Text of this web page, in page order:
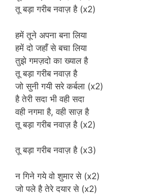
तू बड़ा गरीब नवाज़ है (x2)
हमें तूने अपना बना लिया
हमें दो जहाँ से बचा लिया
तुझे गमज़दो का ख्याल है
तू बड़ा गरीब नवाज़ है
जो सुनी गयी सरे कर्बला (x2)
है तेरी सदा भी वही सदा
वही नगमा है, वही साज़ है
तू बड़ा गरीब नवाज़ है (x2)
तू बड़ा गरीब नवाज़ है (x3)
न गिने गये वो शुमार से (x2)
जो पले है तेरे दयार से (x2)